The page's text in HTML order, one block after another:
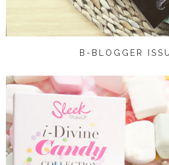
B-BLOGGER